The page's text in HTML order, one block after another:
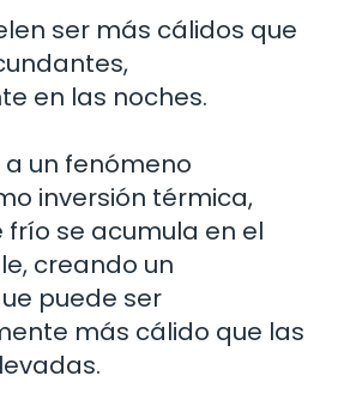
ser más cálidos que
en las noches.
a un fenómeno
inversión térmica,
frío se acumula en el
creando un
puede ser
más cálido que las